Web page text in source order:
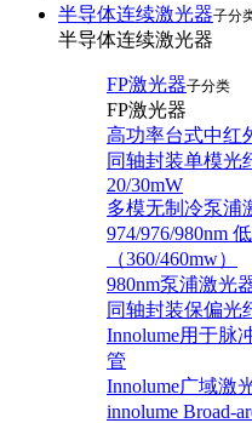
半导体连续激光器子分
半导体连续激光器
FP激光器子分类
FP激光器
高功率台式中红
同轴封装单模光
20/30mW
多模无制冷泵浦
974/976/980nm
（360/460mw）
980nm泵浦激光
同轴封装保偏光
Innolume用于脉
管
Innolume广域激
innolume Broad-